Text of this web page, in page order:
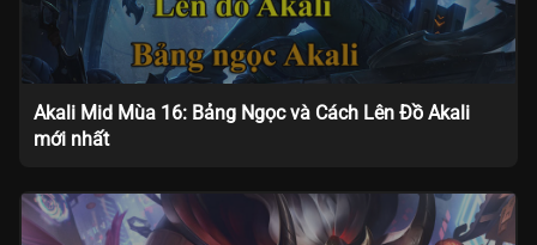
Akali Mid Mùa 16: Bảng Ngọc và Cách Lên Đồ Akali
mới nhất